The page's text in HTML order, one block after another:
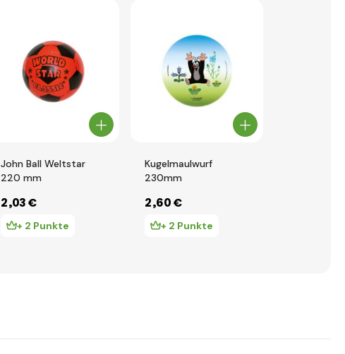
John Ball Weltstar
220 mm
2,03 €
+ 2 Punkte
Kugelmaulwurf
230mm
2,60 €
+ 2 Punkte